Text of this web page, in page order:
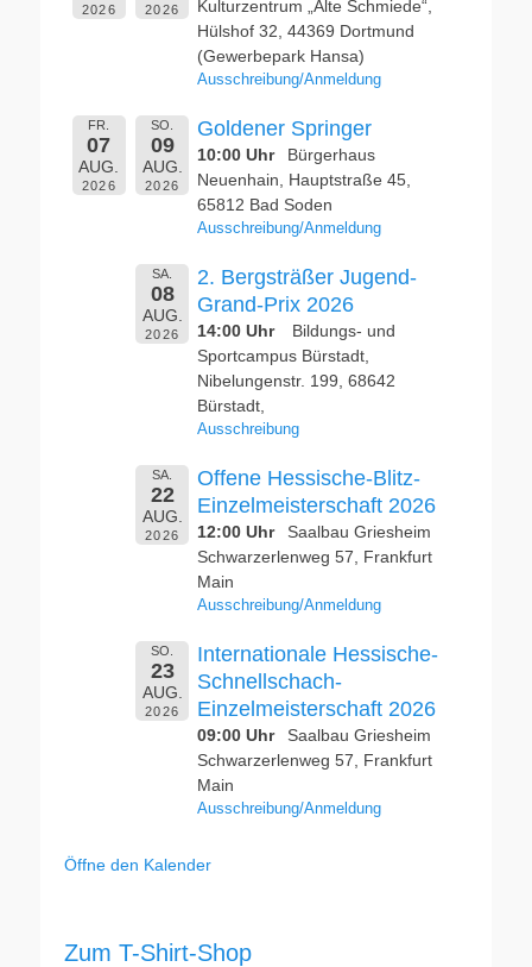
2026 2026
Kulturzentrum „Alte Schmiede“,
Hülshof 32, 44369 Dortmund
(Gewerbepark Hansa)
Ausschreibung/Anmeldung
FR.
07
AUG.
2026
SO.
09
AUG.
2026
Goldener Springer
10:00 Uhr
Bürgerhaus
Neuenhain, Hauptstraße 45,
65812 Bad Soden
Ausschreibung/Anmeldung
SA.
08
AUG.
2026
2. Bergsträßer Jugend-
Grand-Prix 2026
14:00 Uhr
Bildungs- und
Sportcampus Bürstadt,
Nibelungenstr. 199, 68642
Bürstadt,
Ausschreibung
SA.
22
AUG.
2026
Offene Hessische-Blitz-
Einzelmeisterschaft 2026
12:00 Uhr
Saalbau Griesheim
Schwarzerlenweg 57, Frankfurt
Main
Ausschreibung/Anmeldung
SO.
23
AUG.
2026
Internationale Hessische-
Schnellschach-
Einzelmeisterschaft 2026
09:00 Uhr
Saalbau Griesheim
Schwarzerlenweg 57, Frankfurt
Main
Ausschreibung/Anmeldung
Öffne den Kalender
Zum T-Shirt-Shop